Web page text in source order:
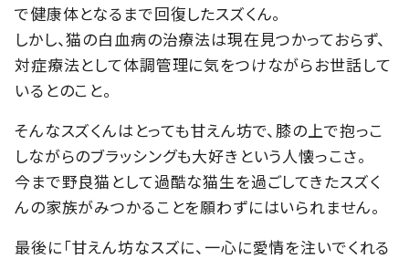
で健康体となるまで回復したスズくん。
しかし、猫の白血病の治療法は現在見つかっておらず、
対症療法として体調管理に気をつけながらお世話して
いるとのこと。
そんなスズくんはとっても甘えん坊で、膝の上で抱っこ
しながらのブラッシングも大好きという人懐っこさ。
今まで野良猫として過酷な猫生を過ごしてきたスズく
んの家族がみつかることを願わずにはいられません。
最後に「甘えん坊なスズに、一心に愛情を注いでくれる